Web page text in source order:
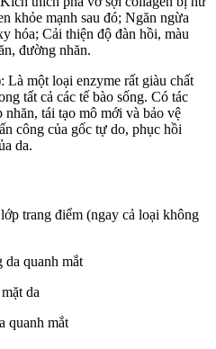
khỏe mạnh sau đó; Ngăn ngừa
hóa; Cải thiện độ đàn hồi, màu
đường nhăn.
Là một loại enzyme rất giàu chất
tất cả các tế bào sống. Có tác
tái tạo mô mới và bảo vệ
công của gốc tự do, phục hồi
da.
trang điểm (ngay cả loại không
da quanh mắt
da
quanh mắt